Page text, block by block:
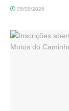
05/08/2026